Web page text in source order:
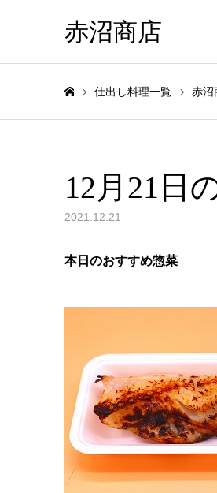
赤沼商店
仕出し料理一覧 赤沼
12月21日
2021.12.21
本日のおすすめ惣菜